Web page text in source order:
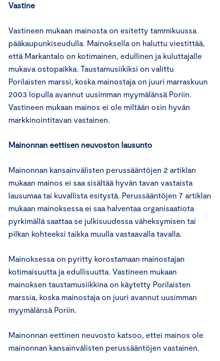
Vastine
Vastineen mukaan mainosta on esitetty tammikuussa
pääkaupunkiseudulla. Mainoksella on haluttu viestittää,
että Markantalo on kotimainen, edullinen ja kuluttajalle
mukava ostopaikka. Taustamusiikiksi on valittu
Porilaisten marssi, koska mainostaja on juuri marraskuun
2003 lopulla avannut uusimman myymälänsä Poriin.
Vastineen mukaan mainos ei ole miltään osin hyvän
markkinointitavan vastainen.
Mainonnan eettisen neuvoston lausunto
Mainonnan kansainvälisten perussääntöjen 2 artiklan
mukaan mainos ei saa sisältää hyvän tavan vastaista
lausumaa tai kuvallista esitystä. Perussääntöjen 7 artiklan
mukaan mainoksessa ei saa halventaa organisaatiota
pyrkimällä saattaa se julkisuudessa väheksymisen tai
pilkan kohteeksi taikka muulla vastaavalla tavalla.
Mainoksessa on pyritty korostamaan mainostajan
kotimaisuutta ja edullisuutta. Vastineen mukaan
mainoksen taustamusiikkina on käytetty Porilaisten
marssia, koska mainostaja on juuri avannut uusimman
myymälänsä Poriin.
Mainonnan eettinen neuvosto katsoo, ettei mainos ole
mainonnan kansainvälisten perussääntöjen vastainen.